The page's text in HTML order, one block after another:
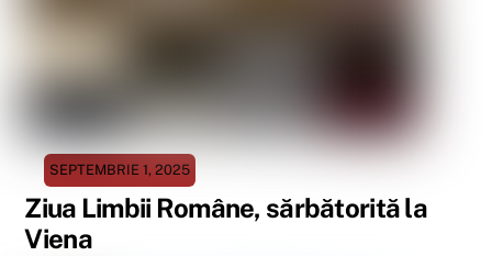
SEPTEMBRIE 1, 2025
Ziua Limbii Române, sărbătorită la
Viena